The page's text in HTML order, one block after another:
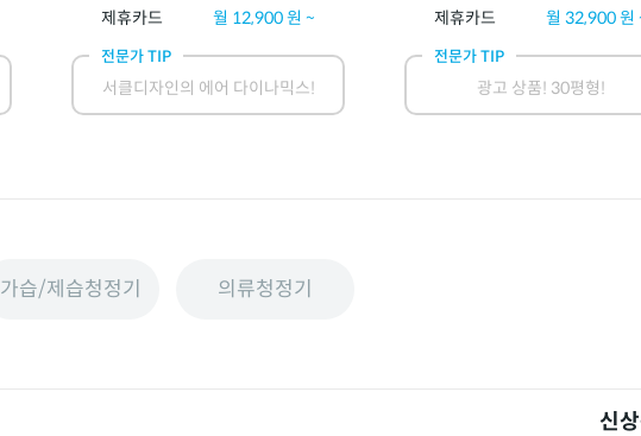
제휴카드
월 12,900원 ~
전문가 TIP
서클디자인의 에어 다이나믹스!
제휴카드
월 32,900원
전문가 TIP
광고 상품! 30평형!
가습/제습청정기 의류청정기
신